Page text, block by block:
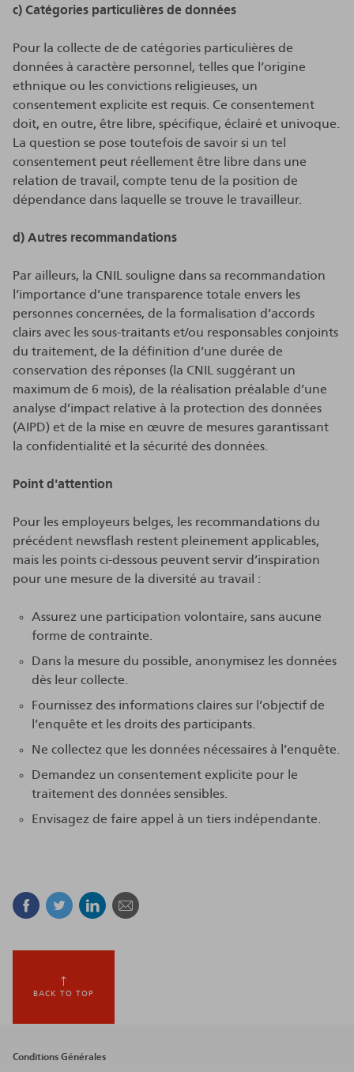
c) Catégories particulières de données
Pour la collecte de de catégories particulières de
données à caractère personnel, telles que l’origine
ethnique ou les convictions religieuses, un
consentement explicite est requis. Ce consentement
doit, en outre, être libre, spécifique, éclairé et univoque.
La question se pose toutefois de savoir si un tel
consentement peut réellement être libre dans une
relation de travail, compte tenu de la position de
dépendance dans laquelle se trouve le travailleur.
d) Autres recommandations
Par ailleurs, la CNIL souligne dans sa recommandation
l’importance d’une transparence totale envers les
personnes concernées, de la formalisation d’accords
clairs avec les sous-traitants et/ou responsables conjoints
du traitement, de la définition d’une durée de
conservation des réponses (la CNIL suggérant un
maximum de 6 mois), de la réalisation préalable d’une
analyse d’impact relative à la protection des données
(AIPD) et de la mise en œuvre de mesures garantissant
la confidentialité et la sécurité des données.
Point d'attention
Pour les employeurs belges, les recommandations du
précédent newsflash restent pleinement applicables,
mais les points ci-dessous peuvent servir d’inspiration
pour une mesure de la diversité au travail :
Assurez une participation volontaire, sans aucune
forme de contrainte.
Dans la mesure du possible, anonymisez les données
dès leur collecte.
Fournissez des informations claires sur l’objectif de
l’enquête et les droits des participants.
Ne collectez que les données nécessaires à l’enquête.
Demandez un consentement explicite pour le
traitement des données sensibles.
Envisagez de faire appel à un tiers indépendante.
Facebook
TwitterLinkedinCourriel
BACK TO TOP
Footer
Conditions Générales